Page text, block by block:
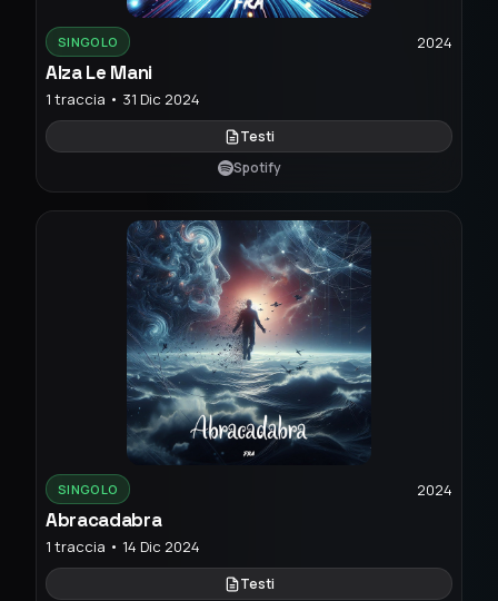
SINGOLO 2024
Alza Le Mani
1 traccia • 31 Dic 2024
Testi
Spotify
SINGOLO 2024
Abracadabra
1 traccia • 14 Dic 2024
Testi